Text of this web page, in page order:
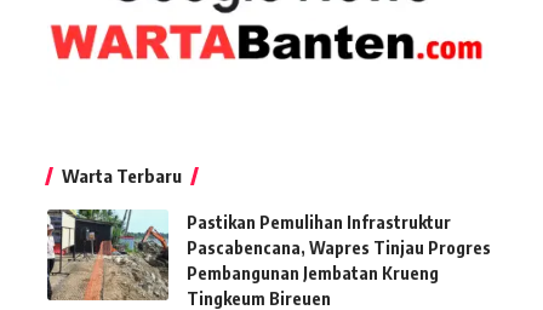
Warta Terbaru
Pastikan Pemulihan Infrastruktur
Pascabencana, Wapres Tinjau Progres
Pembangunan Jembatan Krueng
Tingkeum Bireuen